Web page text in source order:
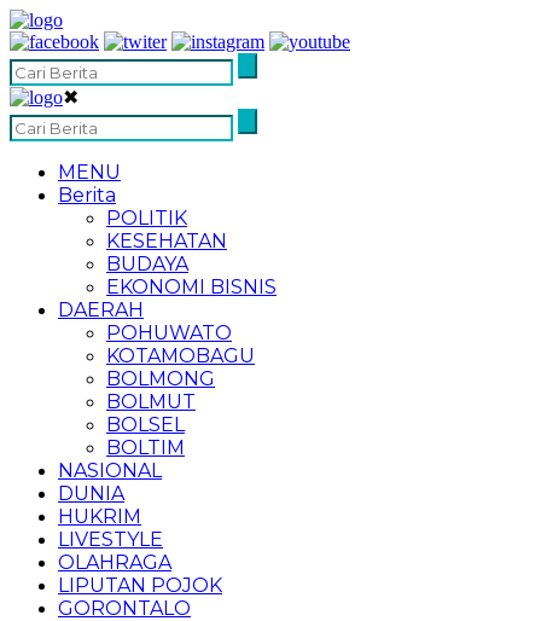
✖
MENU
Berita
POLITIK
KESEHATAN
BUDAYA
EKONOMI BISNIS
DAERAH
POHUWATO
KOTAMOBAGU
BOLMONG
BOLMUT
BOLSEL
BOLTIM
NASIONAL
DUNIA
HUKRIM
LIVESTYLE
OLAHRAGA
LIPUTAN POJOK
GORONTALO